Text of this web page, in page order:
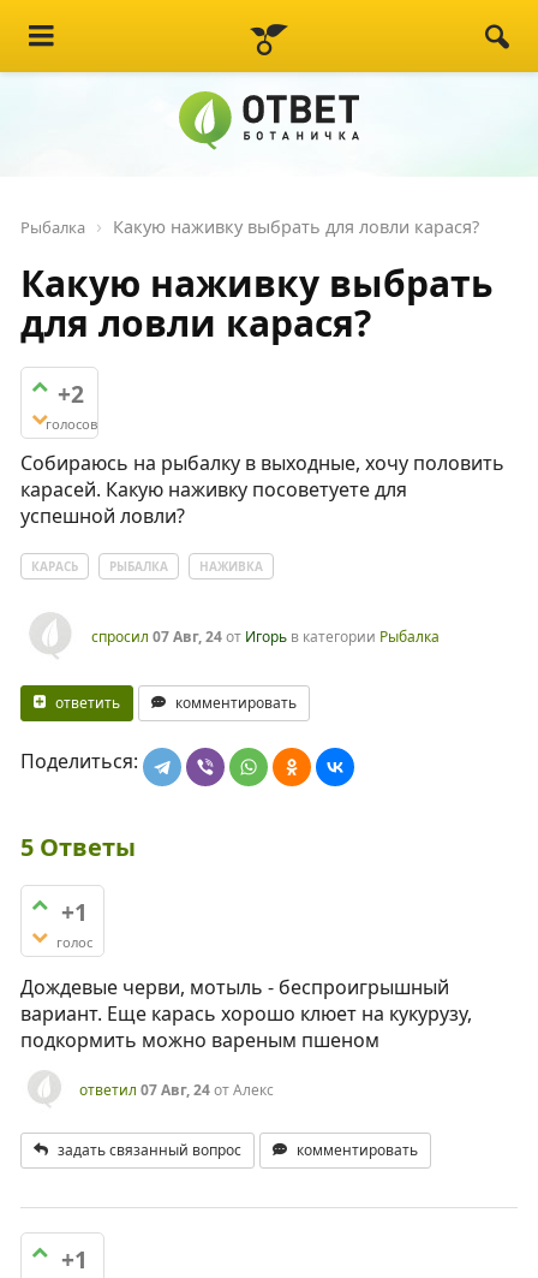
Рыбалка Какую наживку выбрать для ловли карася?
Какую наживку выбрать
для ловли карася?
+2
голосов
Собираюсь на рыбалку в выходные, хочу половить
карасей. Какую наживку посоветуете для
успешной ловли?
КАРАСЬ РЫБАЛКА НАЖИВКА
спросил 07 Авг, 24от Игорь в категории Рыбалка
ответить комментировать
Поделиться:
5 Ответы
+1
голос
Дождевые черви, мотыль - беспроигрышный
вариант. Еще карась хорошо клюет на кукурузу,
подкормить можно вареным пшеном
ответил 07 Авг, 24отАлекс
задать связанный вопрос комментировать
+1